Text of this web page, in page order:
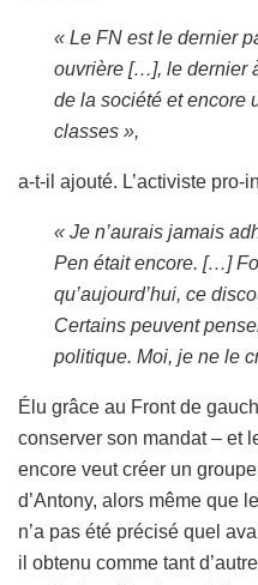
« Le FN est le dernier
ouvrière […], le dernier
de la société et encore
classes »,
a-t-il ajouté. L’activiste pro-
« Je n’aurais jamais
Pen était encore. […]
qu’aujourd’hui, ce
Certains peuvent
politique. Moi, je ne le
Élu grâce au Front de
conserver son mandat – et
encore veut créer un
d’Antony, alors même que
n’a pas été précisé quel
il obtenu comme tant